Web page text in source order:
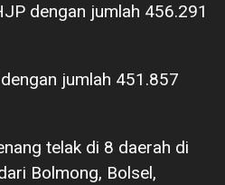
dengan jumlah 456.291
jumlah 451.857
telak di 8 daerah di
Bolmong, Bolsel,